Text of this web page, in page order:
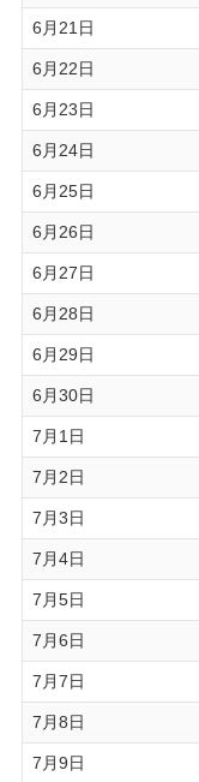
6月21日
6月22日
6月23日
6月24日
6月25日
6月26日
6月27日
6月28日
6月29日
6月30日
7月1日
7月2日
7月3日
7月4日
7月5日
7月6日
7月7日
7月8日
7月9日